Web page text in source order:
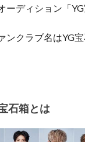
ーディション「
ンクラブ名はYG
石箱とは